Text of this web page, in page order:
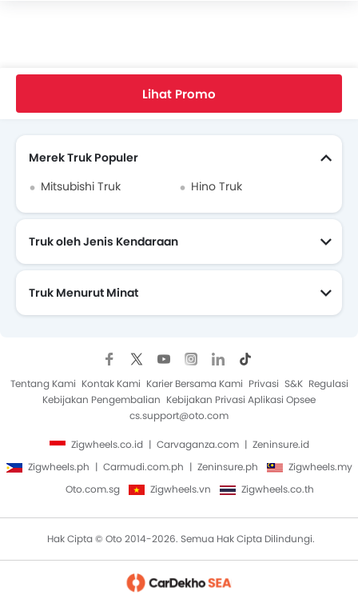
Lihat Promo
Cari Truk Lain
Merek Truk Populer
Mitsubishi Truk
Hino Truk
Truk oleh Jenis Kendaraan
Truk Menurut Minat
Tentang Kami Kontak Kami Karier Bersama Kami Privasi S&K Regulasi
Kebijakan Pengembalian Kebijakan Privasi Aplikasi Opsee
cs.support@oto.com
Zigwheels.co.id Carvaganza.com
Zeninsure.id
Zigwheels.ph
Carmudi.com.ph Zeninsure.ph
Zigwheels.my
Oto.com.sg
Zigwheels.vn Zigwheels.co.th
Hak Cipta © Oto 2014-2026. Semua Hak Cipta Dilindungi.